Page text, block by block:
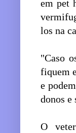
em pet
los na
"Caso
fiquem
e
donos e
O